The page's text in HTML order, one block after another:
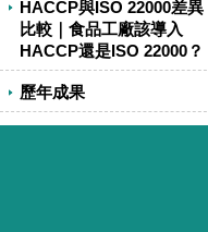
HACCP與ISO 22000差異
比較｜食品工廠該導入
HACCP還是ISO 22000？
歷年成果